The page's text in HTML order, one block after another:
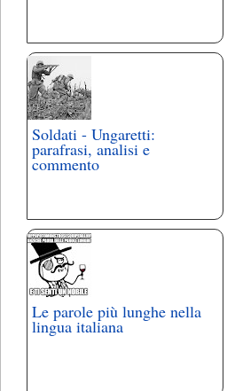
Soldati - Ungaretti:
parafrasi, analisi e
commento
Le parole più lunghe nella
lingua italiana